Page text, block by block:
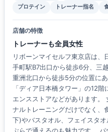
プロテイン
トレーナー指名
店舗の特徴
トレーナーも全員女性
リボーンマイセルフ東京店は
手町駅B7出口から徒歩6分、三
重洲北口から徒歩5分の位置に
「ディア日本橋タワー」の12
エンスストアなどがあります。
ナルトレーニングだけでなく、
下)やバスタオル、フェイスタ